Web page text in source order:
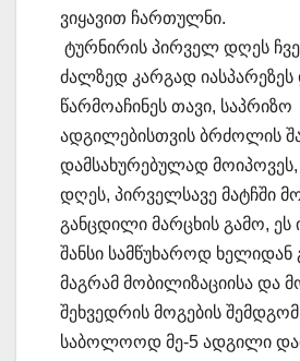
ვიყავით ჩართულნი.
ტურნირის პირველ დღეს
ძალზედ კარგად იასპარეზეს
წარმოაჩინეს თავი, საპრიზო
ადგილებისთვის ბრძოლის
დამსახურებულად
დღეს, პირველსავე მატჩში
განცდილი მარცხის გამო,
შანსი სამწუხაროდ ხელიდან
მაგრამ მობილიზაციისა და
შეხვედრის მოგების
საბოლოოდ მე-5 ადგილი